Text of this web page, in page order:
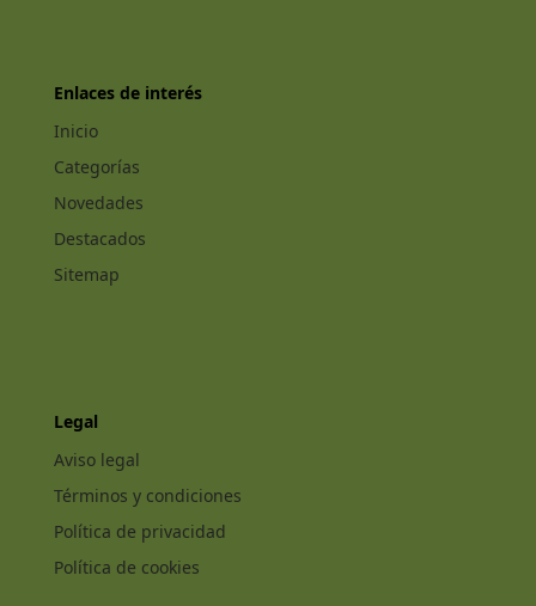
Enlaces de interés
Inicio
Categorías
Novedades
Destacados
Sitemap
Legal
Aviso legal
Términos y condiciones
Política de privacidad
Política de cookies